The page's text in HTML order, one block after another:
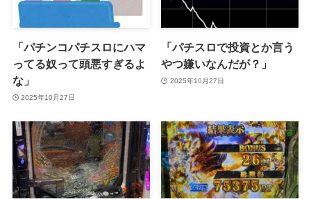
「パチンコパチスロにハマ
ってる奴って頭悪すぎるよ
な」
2025年10月27日
「パチスロで投資とか言う
やつ嫌いなんだが？」
2025年10月27日